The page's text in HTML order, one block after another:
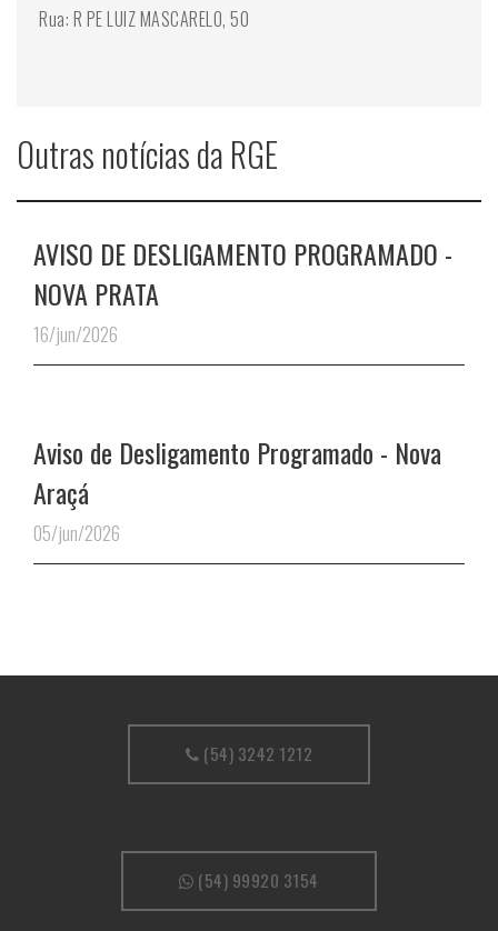
Rua: R PE LUIZ MASCARELO, 50
Outras notícias da RGE
AVISO DE DESLIGAMENTO PROGRAMADO -
NOVA PRATA
16/jun/2026
Aviso de Desligamento Programado - Nova
Araçá
05/jun/2026
(54) 3242 1212
(54) 99920 3154